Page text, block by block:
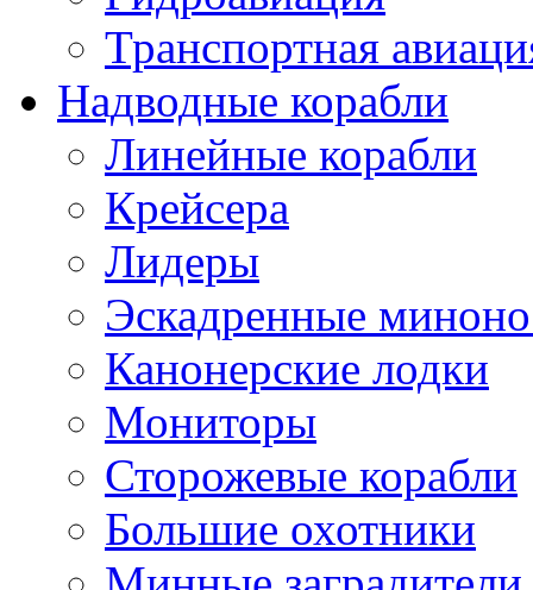
Транспортная
Надводные корабли
Линейные корабли
Крейсера
Лидеры
Эскадренные
Канонерские лодки
Мониторы
Сторожевые корабли
Большие охотники